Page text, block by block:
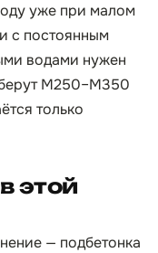
уже при малом
с постоянным
водами нужен
М250–М350
только
этой
— подбетонка